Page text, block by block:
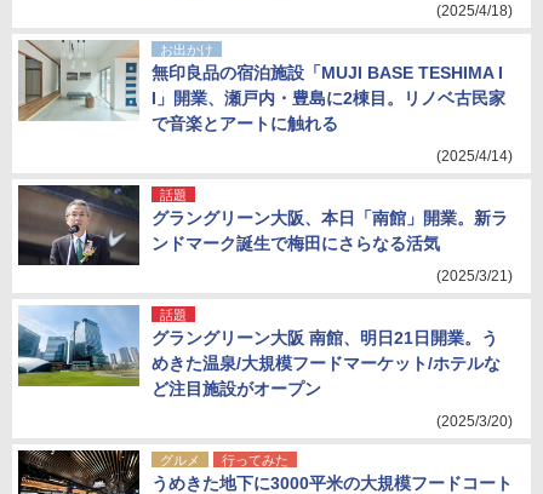
(2025/4/18)
お出かけ
無印良品の宿泊施設「MUJI BASE TESHIMA I
I」開業、瀬戸内・豊島に2棟目。リノベ古民家
で音楽とアートに触れる
(2025/4/14)
話題
グラングリーン大阪、本日「南館」開業。新ラ
ンドマーク誕生で梅田にさらなる活気
(2025/3/21)
話題
グラングリーン大阪 南館、明日21日開業。う
めきた温泉/大規模フードマーケット/ホテルな
ど注目施設がオープン
(2025/3/20)
グルメ 行ってみた
うめきた地下に3000平米の大規模フードコート